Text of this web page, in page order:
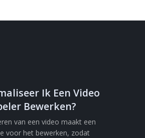
Ik Een Video
Bewerken?
van een video maakt een
voor het bewerken, zodat